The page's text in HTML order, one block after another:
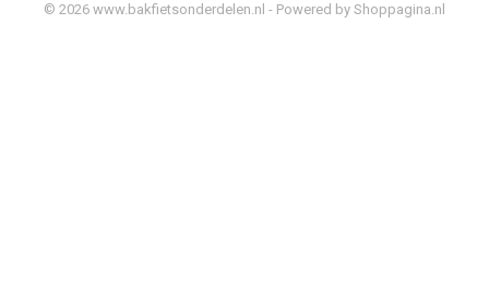
© 2026 www.bakfietsonderdelen.nl - Powered by Shoppagina.nl